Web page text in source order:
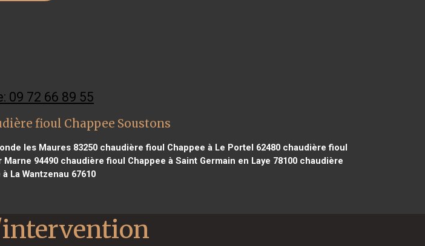
09 72 66 89 55
fioul Chappee Soustons
les Maures 83250chaudière fioul Chappee à Le Portel 62480chaudière fioul
94490 chaudière fioul Chappee à Saint Germain en Laye 78100 chaudière
La Wantzenau 67610